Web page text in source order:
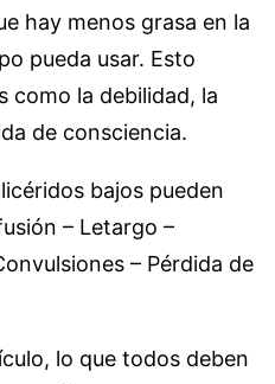
hay menos grasa en la
pueda usar. Esto
como la debilidad, la
de consciencia.
bajos pueden
– Letargo –
– Pérdida de
lo que todos deben